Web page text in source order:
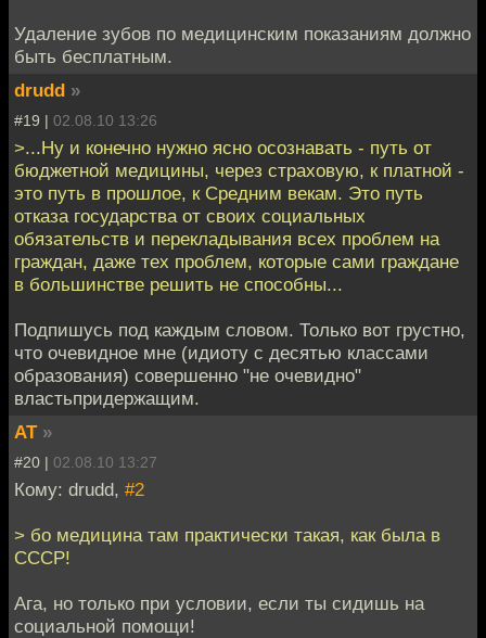
Удаление зубов по медицинским показаниям должно
быть бесплатным.
drudd »
#19 | 02.08.10 13:26
>...Ну и конечно нужно ясно осознавать - путь от
бюджетной медицины, через страховую, к платной -
это путь в прошлое, к Средним векам. Это путь
отказа государства от своих социальных
обязательств и перекладывания всех проблем на
граждан, даже тех проблем, которые сами граждане
в большинстве решить не способны...
Подпишусь под каждым словом. Только вот грустно,
что очевидное мне (идиоту с десятью классами
образования) совершенно "не очевидно"
властьпридержащим.
AT »
#20 | 02.08.10 13:27
Кому: drudd, #2
> бо медицина там практически такая, как была в
СССР!
Ага, но только при условии, если ты сидишь на
социальной помощи!